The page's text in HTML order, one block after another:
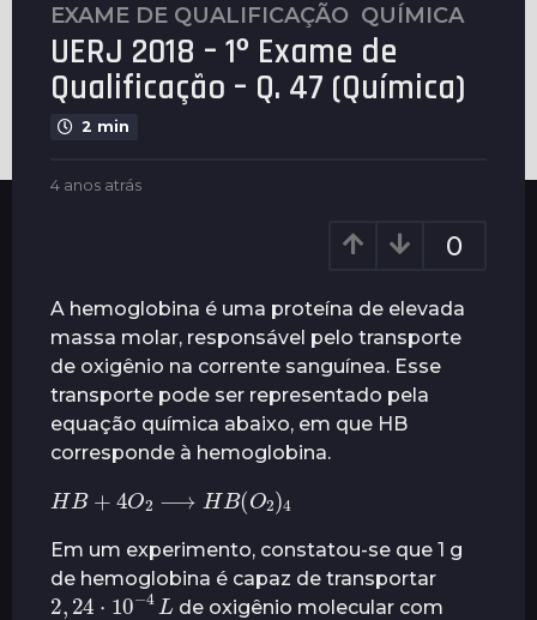
4
a
n
o
s
t
4
a
n
o
s
a
r
s
EXAME DE QUALIFICAÇÃO ,QUÍMICA
UERJ 2018 – 1º Exame de
Qualificação – Q. 47 (Química)
2 min
b
m
a
r
ã
e
s
4 anos atrás
a
t
r
á
s
0
A hemoglobina é uma proteína de elevada
massa molar, responsável pelo transporte
de oxigênio na corrente sanguínea. Esse
transporte pode ser representado pela
equação química abaixo, em que HB
corresponde à hemoglobina.
HB O2 B(O 2) 4
Em um experimento, constatou-se que 1 g
de hemoglobina é capaz de transportar
2,24⋅10−4
L
de oxigênio molecular com